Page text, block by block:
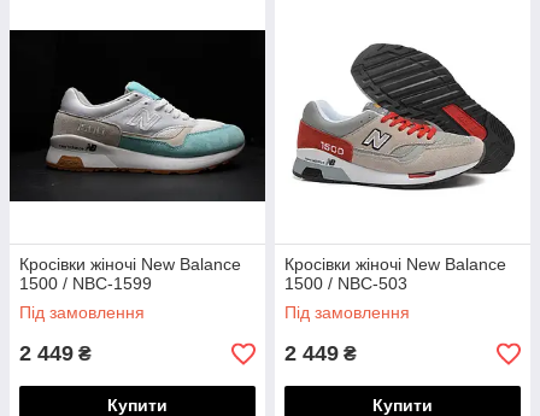
Кросівки жіночі New Balance
1500 / NBC-1599
Під замовлення
2 449 ₴
Купити
Кросівки жіночі New Balance
1500 / NBC-503
Під замовлення
2 449 ₴
Купити